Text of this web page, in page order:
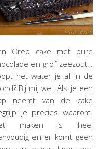
Oreo cake met pure
en grof zeezout…
het water je al in de
Bij mij wel. Als je een
neemt van de cake
je precies waarom.
maken is heel
en er komt geen